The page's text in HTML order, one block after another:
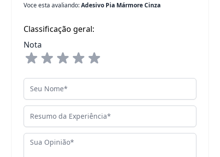
Voce esta avaliando:Adesivo Pia Mármore Cinza
Classificação geral:
Nota
Seu Nome
Resumo da Experiência
Sua Opinião